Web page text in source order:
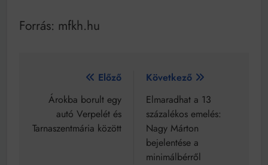
Forrás: mfkh.hu
Bejegyzés
navigáció
Előző
Árokba borult egy
autó Verpelét és
Tarnaszentmária között
Következő
Elmaradhat a 13
százalékos emelés:
Nagy Márton
bejelentése a
minimálbérről